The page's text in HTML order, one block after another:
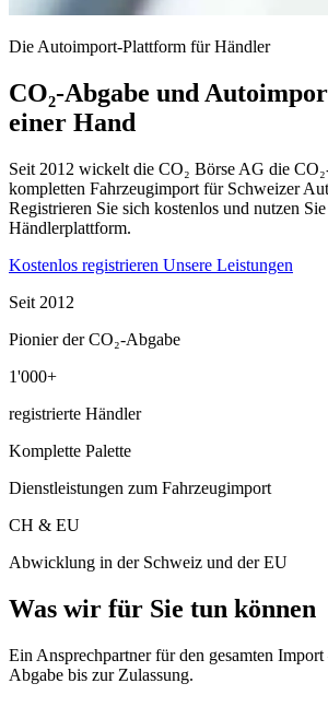
Die Autoimport-Plattform für Händler
CO₂-Abgabe und
einer Hand
Seit 2012 wickelt die CO₂ Börse AG die
kompletten Fahrzeugimport für Schweizer
Registrieren Sie sich kostenlos und nutzen Sie
Händlerplattform.
Kostenlos registrieren Unsere Leistungen
Seit 2012
Pionier der CO₂-Abgabe
1'000+
registrierte Händler
Komplette Palette
Dienstleistungen zum Fahrzeugimport
CH & EU
Abwicklung in der Schweiz und der EU
Was wir für Sie tun können
Ein Ansprechpartner für den gesamten
Abgabe bis zur Zulassung.